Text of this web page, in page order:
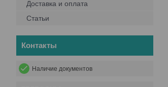
Доставка и оплата
Статьи
Контакты
Наличие документов